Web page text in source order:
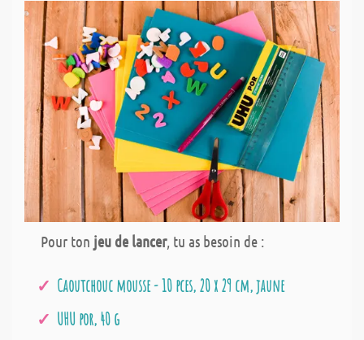
Pour ton jeu de lancer, tu as besoin de :
Caoutchouc mousse - 10 pces, 20 x 29 cm, jaune
UHU por, 40 g